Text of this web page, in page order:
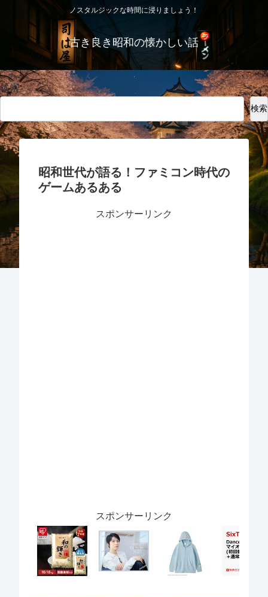
ノスタルジックな時間に浸りましょう！
古き良き昭和の懐かしい話
検索
検索
昭和世代が語る！ファミコン時代の
ゲームあるある
スポンサーリンク
スポンサーリンク